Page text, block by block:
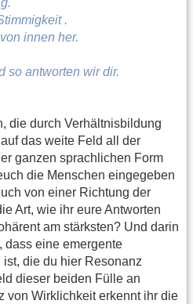
.
innen her.
so antworten wir dir.
die durch Verhältnisbildung
das weite Feld all der
ganzen sprachlichen Form
die Menschen eingegeben
von einer Richtung der
Art, wie ihr eure Antworten
am stärksten? Und darin
dass eine emergente
die du hier Resonanz
dieser beiden Fülle an
von Wirklichkeit erkennt ihr die